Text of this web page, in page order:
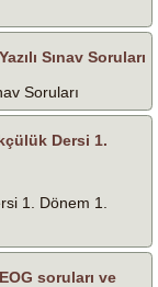
Sınav Soruları
Soruları
Dersi 1.
1. Dönem 1.
soruları ve